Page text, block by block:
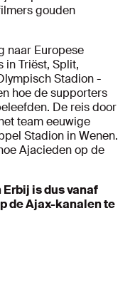
gouden
naar Europese
in Triëst, Split,
Stadion -
hoe de supporters
De reis door
team eeuwige
Stadion in Wenen.
Ajacieden op de
Erbij is dus vanaf
de Ajax-kanalen te